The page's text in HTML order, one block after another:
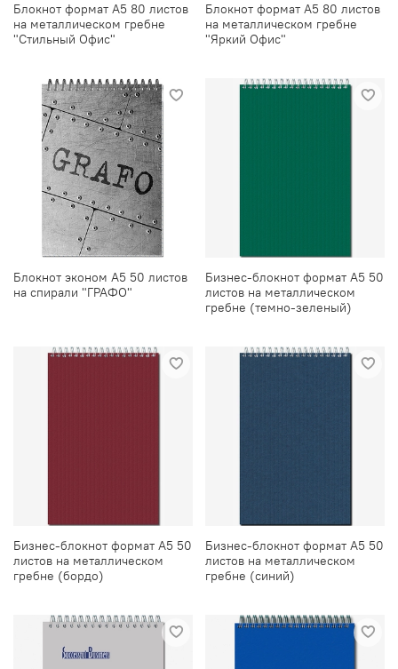
Блокнот формат А5 80 листов
на металлическом гребне
"Стильный Офис"
Блокнот формат А5 80 листов
на металлическом гребне
"Яркий Офис"
Блокнот эконом А5 50 листов
на спирали "ГРАФО"
Бизнес-блокнот формат А5 50
листов на металлическом
гребне (темно-зеленый)
Бизнес-блокнот формат А5 50
листов на металлическом
гребне (бордо)
Бизнес-блокнот формат А5 50
листов на металлическом
гребне (синий)